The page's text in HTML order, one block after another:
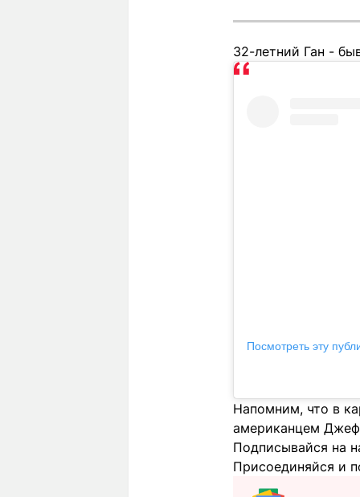
32-летний Ган -
Посмотреть эту
Напомним, что в
американцем
Подписывайся на
Присоединяйся и